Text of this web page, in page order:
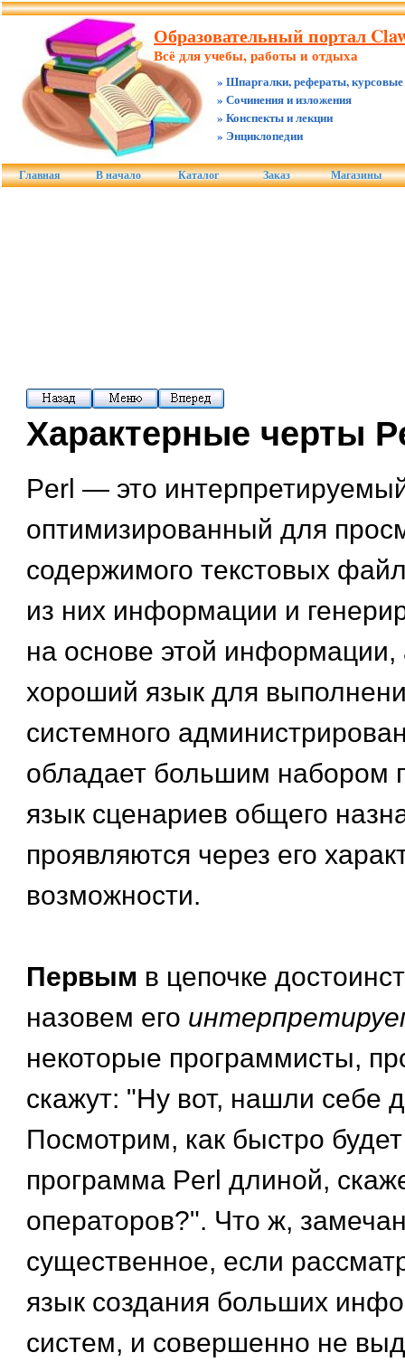
Образовательный портал
Всё для учебы, работы и отдыха
» Шпаргалки, рефераты, курсовые
» Сочинения и изложения
» Конспекты и лекции
» Энциклопедии
Главная В начало Каталог Заказ Магазины
Характерные черты
Perl — это
оптимизированный для
содержимого текстовых
из них информации и
на основе этой информации,
хороший язык для
системного
обладает большим набором
язык сценариев общего
проявляются через его
возможности.
Первым в цепочке
назовем его
некоторые программисты,
скажут: "Ну вот, нашли себе
Посмотрим, как быстро
программа Perl длиной,
операторов?". Что ж,
существенное, если
язык создания больших
систем, и совершенно не